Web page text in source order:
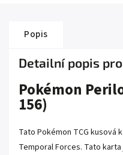
Popis
Detailní popis
Pokémon
156)
Tato Pokémon TCG kusová
Temporal Forces. Tato karta